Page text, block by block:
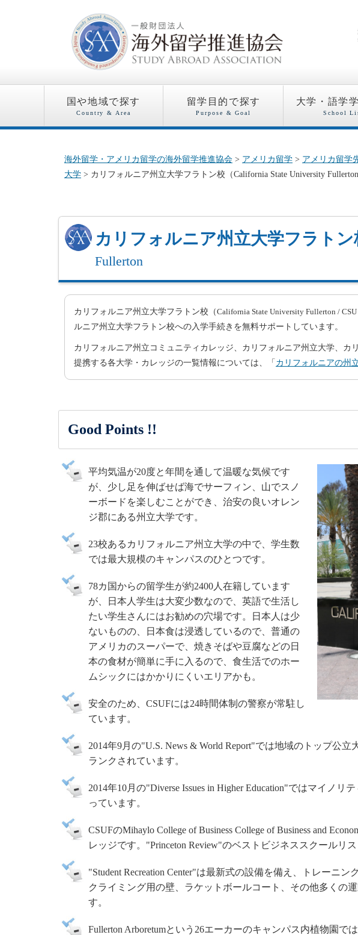
国や地域で探す
Country & Area
留学目的で探す
Purpose & Goal
大学・語学
School
海外留学・アメリカ留学の海外留学推進協会 > アメリカ留学 > アメリカ留学
大学 > カリフォルニア州立大学フラトン校（California State University Fullerton
カリフォルニア州立大学フラトン
Fullerton
カリフォルニア州立大学フラトン校（California State University Fullerton /
ルニア州立大学フラトン校への入学手続きを無料サポートしています。
カリフォルニア州立コミュニティカレッジ、カリフォルニア州立大学、カ
提携する各大学・カレッジの一覧情報については、「カリフォルニアの州
Good Points !!
平均気温が20度と年間を通して温暖な気候です
が、少し足を伸ばせば海でサーフィン、山でスノ
ーボードを楽しむことができ、治安の良いオレン
ジ郡にある州立大学です。
23校あるカリフォルニア州立大学の中で、学生数
では最大規模のキャンパスのひとつです。
78カ国からの留学生が約2400人在籍しています
が、日本人学生は大変少数なので、英語で生活し
たい学生さんにはお勧めの穴場です。日本人は少
ないものの、日本食は浸透しているので、普通の
アメリカのスーパーで、焼きそばや豆腐などの日
本の食材が簡単に手に入るので、食生活でのホー
ムシックにはかかりにくいエリアかも。
安全のため、CSUFには24時間体制の警察が常駐し
ています。
2014年9月の"U.S. News & World Report"では地域のトップ公
ランクされています。
2014年10月の"Diverse Issues in Higher Education"ではマイノ
っています。
CSUFのMihaylo College of Business College of Business and
レッジです。"Princeton Review"のベストビジネススクールリ
"Student Recreation Center"は最新式の設備を備え、トレーニ
クライミング用の壁、ラケットボールコート、その他多くの
す。
Fullerton Arboretumという26エーカーのキャンパス内植物園で